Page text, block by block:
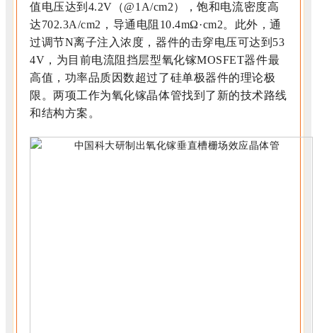
值电压达到4.2V（@1A/cm2），饱和电流密度高
达702.3A/cm2 ，导通电阻10.4mΩ·cm2。此外，通
过调节N离子注入浓度，器件的击穿电压可达到53
4V，为目前电流阻挡层型氧化镓MOSFET器件最
高值，功率品质因数超过了硅单极器件的理论极
限。两项工作为氧化镓晶体管找到了新的技术路线
和结构方案。